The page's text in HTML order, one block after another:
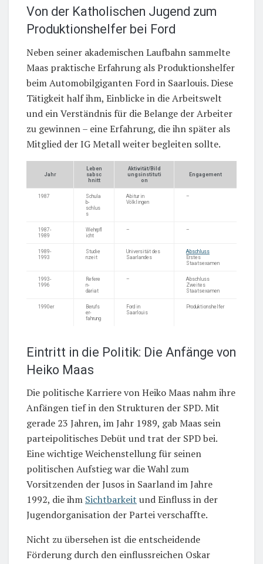
Von der Katholischen Jugend zum
Produktionshelfer bei Ford
Neben seiner akademischen Laufbahn sammelte
Maas praktische Erfahrung als Produktionshelfer
beim Automobilgiganten Ford in Saarlouis. Diese
Tätigkeit half ihm, Einblicke in die Arbeitswelt
und ein Verständnis für die Belange der Arbeiter
zu gewinnen – eine Erfahrung, die ihn später als
Mitglied der IG Metall weiter begleiten sollte.
Jahr
Leben
sabsc
hnitt
Aktivität/Bild
ungsinstituti
on
Engagement
1987
Schula
b-
schlus
s
Abitur in
Völklingen
–
1987-
1989
Wehrpfl
icht
– –
1989-
1993
Studie
nzeit
Universität des
Saarlandes
Abschluss
Erstes
Staatsexamen
1993-
1996
Refere
n-
dariat
–
Abschluss
Zweites
Staatsexamen
1990er
Berufs
er-
fahrung
Ford in
Saarlouis
Produktionshelfer
Eintritt in die Politik: Die Anfänge von
Heiko Maas
Die politische Karriere von Heiko Maas nahm ihre
Anfängen tief in den Strukturen der SPD. Mit
gerade 23 Jahren, im Jahr 1989, gab Maas sein
parteipolitisches Debüt und trat der SPD bei.
Eine wichtige Weichenstellung für seinen
politischen Aufstieg war die Wahl zum
Vorsitzenden der Jusos in Saarland im Jahre
1992, die ihm Sichtbarkeit und Einfluss in der
Jugendorganisation der Partei verschaffte.
Nicht zu übersehen ist die entscheidende
Förderung durch den einflussreichen Oskar